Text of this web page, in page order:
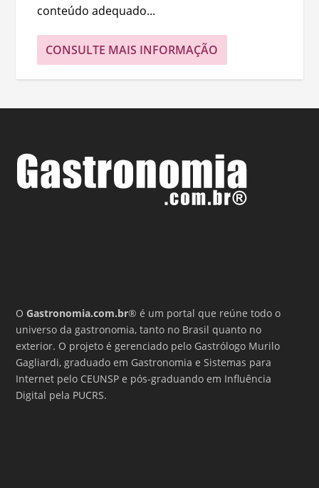
conteúdo adequado...
CONSULTE MAIS INFORMAÇÃO
OGastronomia.com.br® é um portal que reúne todo o
universo da gastronomia, tanto no Brasil quanto no
exterior. O projeto é gerenciado pelo Gastrólogo Murilo
Gagliardi, graduado em Gastronomia e Sistemas para
Internet pelo CEUNSP e pós-graduando em Influência
Digital pela PUCRS.